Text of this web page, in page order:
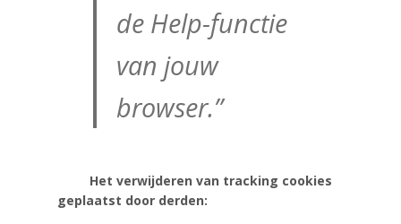
de Help-functie
van jouw
browser.”
Het verwijderen van tracking cookies
geplaatst door derden: